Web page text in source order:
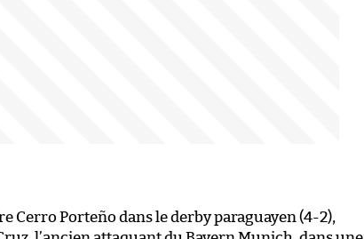
Cerro Porteño dans le derby paraguayen (4-2),